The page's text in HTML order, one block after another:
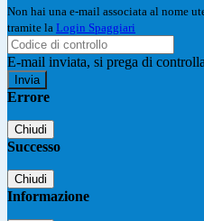
Non hai una e-mail associata al nome
tramite la Login Spaggiari
E-mail inviata, si prega di
Errore
Chiudi
Successo
Chiudi
Informazione